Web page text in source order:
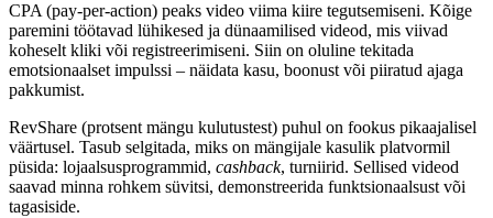
CPA (pay-per-action) peaks video viima kiire tegutsemiseni. Kõige
paremini töötavad lühikesed ja dünaamilised videod, mis viivad
koheselt kliki või registreerimiseni. Siin on oluline tekitada
emotsionaalset impulssi – näidata kasu, boonust või piiratud ajaga
pakkumist.
RevShare (protsent mängu kulutustest) puhul on fookus pikaajalisel
väärtusel. Tasub selgitada, miks on mängijale kasulik platvormil
püsida: lojaalsusprogrammid, cashback, turniirid. Sellised videod
saavad minna rohkem süvitsi, demonstreerida funktsionaalsust või
tagasiside.